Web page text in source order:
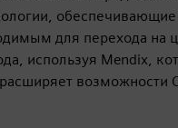
обеспечивающие
для перехода на
используя Mendix,
возможности